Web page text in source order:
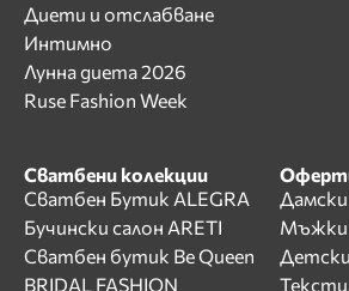
Диети и отслабване
Интимно
Лунна диета 2026
Ruse Fashion Week
Сватбени колекции
Сватбен Бутик ALEGRA
Бучински салон ARETI
Сватбен бутик Be Queen
BRIDAL FASHION
Дамски
Мъжки